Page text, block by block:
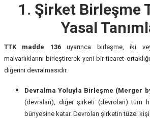
1. Şirket Birleşme
Yasal
TTK madde 136uyarınca birleşme, iki
malvarlıklarını birleştirerek yeni bir ticaret
diğerini devralmasıdır.
Devralma Yoluyla Birleşme (Merger
(devralan), diğer şirketi (devrolan) tüm
bünyesine katar. Devrolan şirketin tüzel